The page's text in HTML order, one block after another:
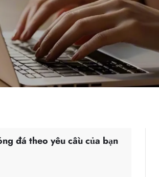
đá theo yêu cầu của bạn